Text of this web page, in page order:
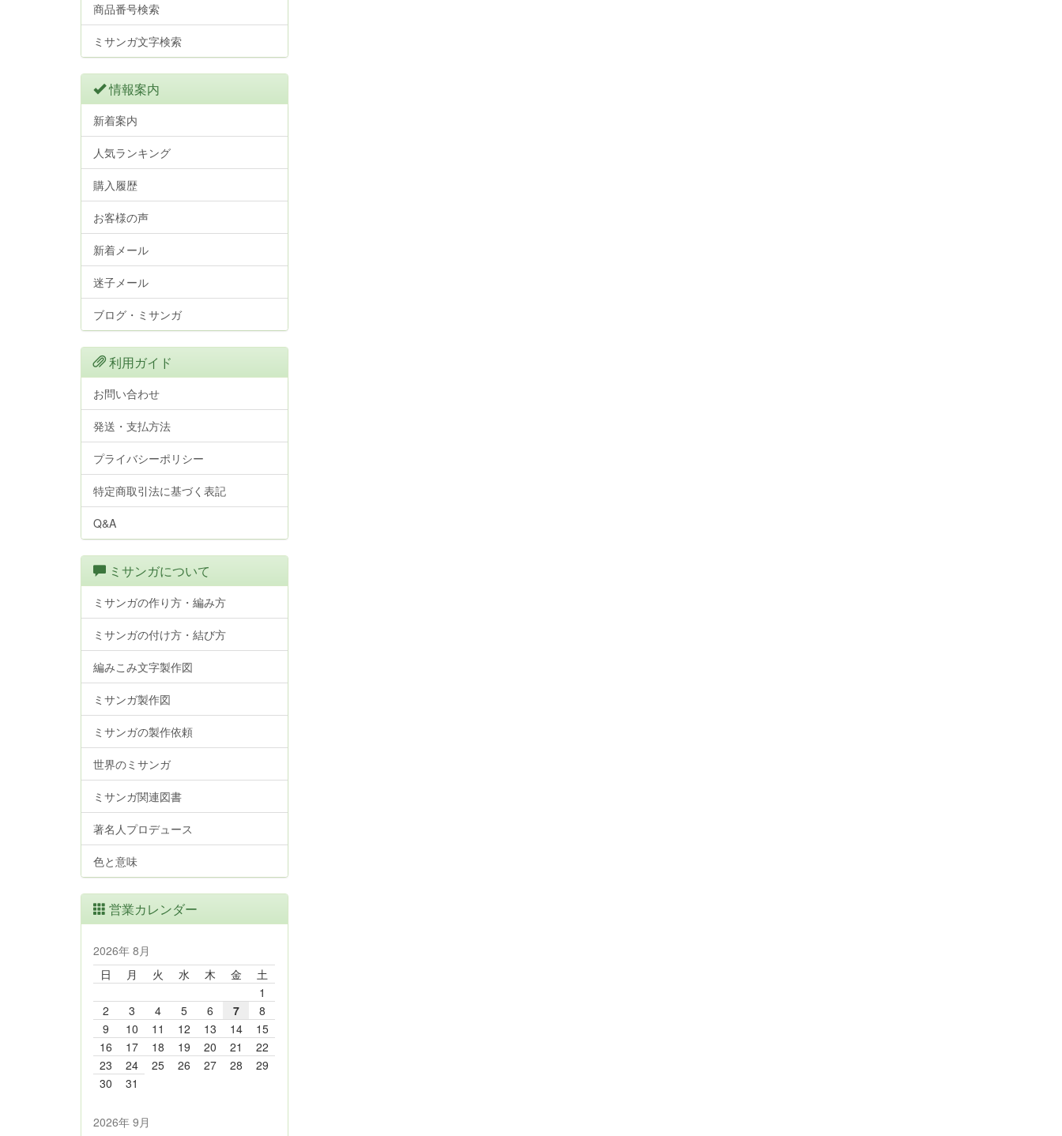
商品番号検索
ミサンガ文字検索
情報案内
新着案内
人気ランキング
購入履歴
お客様の声
新着メール
迷子メール
ブログ・ミサンガ
利用ガイド
お問い合わせ
発送・支払方法
プライバシーポリシー
特定商取引法に基づく表記
Q&A
ミサンガについて
ミサンガの作り方・編み方
ミサンガの付け方・結び方
編みこみ文字製作図
ミサンガ製作図
ミサンガの製作依頼
世界のミサンガ
ミサンガ関連図書
著名人プロデュース
色と意味
営業カレンダー
2026年 8月
日
月 火 水 木 金
土
1
2
3 4 5 6 7
8
9
10 11 12 13 14
15
16
17 18 19 20 21
22
23
24 25 26 27 28
29
30
31
2026年 9月